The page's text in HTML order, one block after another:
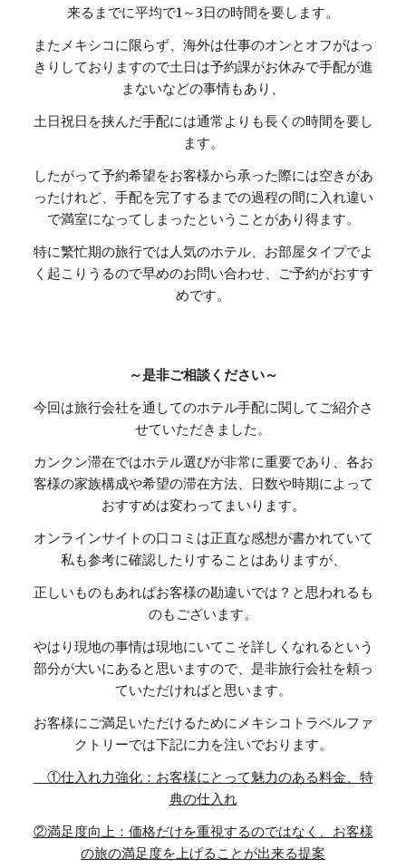
来るまでに平均で1～3日の時間を要します。
またメキシコに限らず、海外は仕事のオンとオフがはっ
きりしておりますので土日は予約課がお休みで手配が進
まないなどの事情もあり、
土日祝日を挟んだ手配には通常よりも長くの時間を要し
ます。
したがって予約希望をお客様から承った際には空きがあ
ったけれど、手配を完了するまでの過程の間に入れ違い
で満室になってしまったということがあり得ます。
特に繁忙期の旅行では人気のホテル、お部屋タイプでよ
く起こりうるので早めのお問い合わせ、ご予約がおすす
めです。
～是非ご相談ください～
今回は旅行会社を通してのホテル手配に関してご紹介さ
せていただきました。
カンクン滞在ではホテル選びが非常に重要であり、各お
客様の家族構成や希望の滞在方法、日数や時期によって
おすすめは変わってまいります。
オンラインサイトの口コミは正直な感想が書かれていて
私も参考に確認したりすることはありますが、
正しいものもあればお客様の勘違いでは？と思われるも
のもございます。
やはり現地の事情は現地にいてこそ詳しくなれるという
部分が大いにあると思いますので、是非旅行会社を頼っ
ていただければと思います。
お客様にご満足いただけるためにメキシコトラベルファ
クトリーでは下記に力を注いでおります。
①仕入れ力強化：お客様にとって魅力のある料金、特
典の仕入れ
②満足度向上：価格だけを重視するのではなく、お客様
の旅の満足度を上げることが出来る提案